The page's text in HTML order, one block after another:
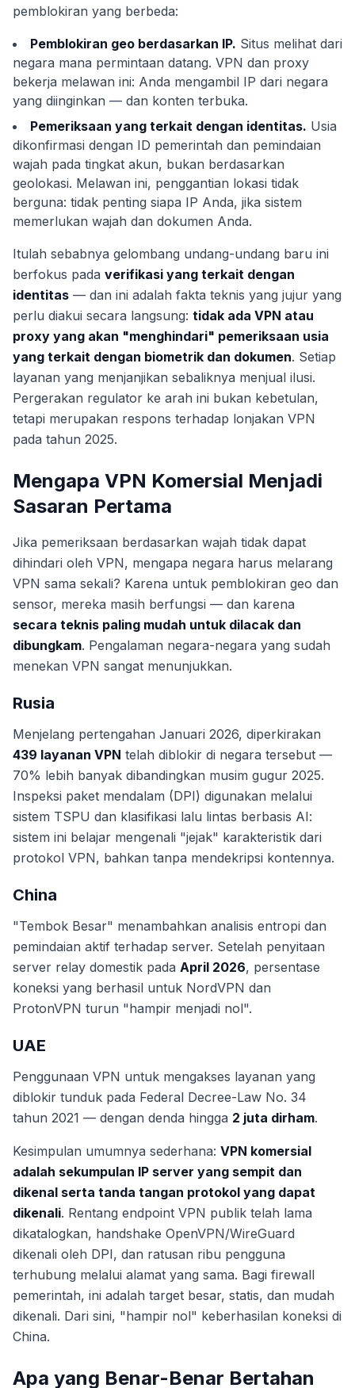
pemblokiran yang berbeda:
Pemblokiran geo berdasarkan IP. Situs melihat dari
negara mana permintaan datang. VPN dan proxy
bekerja melawan ini: Anda mengambil IP dari negara
yang diinginkan — dan konten terbuka.
Pemeriksaan yang terkait dengan identitas. Usia
dikonfirmasi dengan ID pemerintah dan pemindaian
wajah pada tingkat akun, bukan berdasarkan
geolokasi. Melawan ini, penggantian lokasi tidak
berguna: tidak penting siapa IP Anda, jika sistem
memerlukan wajah dan dokumen Anda.
Itulah sebabnya gelombang undang-undang baru ini
berfokus pada verifikasi yang terkait dengan
identitas — dan ini adalah fakta teknis yang jujur yang
perlu diakui secara langsung: tidak ada VPN atau
proxy yang akan "menghindari" pemeriksaan usia
yang terkait dengan biometrik dan dokumen. Setiap
layanan yang menjanjikan sebaliknya menjual ilusi.
Pergerakan regulator ke arah ini bukan kebetulan,
tetapi merupakan respons terhadap lonjakan VPN
pada tahun 2025.
Mengapa VPN Komersial Menjadi
Sasaran Pertama
Jika pemeriksaan berdasarkan wajah tidak dapat
dihindari oleh VPN, mengapa negara harus melarang
VPN sama sekali? Karena untuk pemblokiran geo dan
sensor, mereka masih berfungsi — dan karena
secara teknis paling mudah untuk dilacak dan
dibungkam. Pengalaman negara-negara yang sudah
menekan VPN sangat menunjukkan.
Rusia
Menjelang pertengahan Januari 2026, diperkirakan
439 layanan VPN telah diblokir di negara tersebut —
70% lebih banyak dibandingkan musim gugur 2025.
Inspeksi paket mendalam (DPI) digunakan melalui
sistem TSPU dan klasifikasi lalu lintas berbasis AI:
sistem ini belajar mengenali "jejak" karakteristik dari
protokol VPN, bahkan tanpa mendekripsi kontennya.
China
"Tembok Besar" menambahkan analisis entropi dan
pemindaian aktif terhadap server. Setelah penyitaan
server relay domestik pada April 2026, persentase
koneksi yang berhasil untuk NordVPN dan
ProtonVPN turun "hampir menjadi nol".
UAE
Penggunaan VPN untuk mengakses layanan yang
diblokir tunduk pada Federal Decree-Law No. 34
tahun 2021 — dengan denda hingga 2 juta dirham.
Kesimpulan umumnya sederhana: VPN komersial
adalah sekumpulan IP server yang sempit dan
dikenal serta tanda tangan protokol yang dapat
dikenali. Rentang endpoint VPN publik telah lama
dikatalogkan, handshake OpenVPN/WireGuard
dikenali oleh DPI, dan ratusan ribu pengguna
terhubung melalui alamat yang sama. Bagi firewall
pemerintah, ini adalah target besar, statis, dan mudah
dikenali. Dari sini, "hampir nol" keberhasilan koneksi di
China.
Apa yang Benar-Benar Bertahan